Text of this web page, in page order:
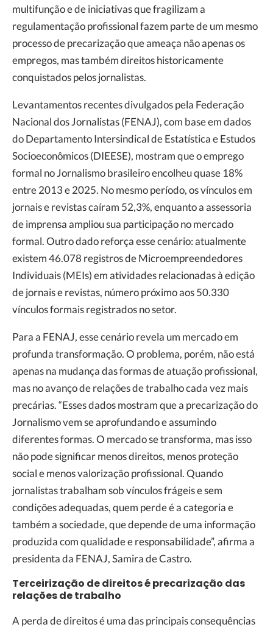
multifunção e de iniciativas que fragilizam a
regulamentação profissional fazem parte de um mesmo
processo de precarização que ameaça não apenas os
empregos, mas também direitos historicamente
conquistados pelos jornalistas.
Levantamentos recentes divulgados pela Federação
Nacional dos Jornalistas (FENAJ), com base em dados
do Departamento Intersindical de Estatística e Estudos
Socioeconômicos (DIEESE), mostram que o emprego
formal no Jornalismo brasileiro encolheu quase 18%
entre 2013 e 2025. No mesmo período, os vínculos em
jornais e revistas caíram 52,3%, enquanto a assessoria
de imprensa ampliou sua participação no mercado
formal. Outro dado reforça esse cenário: atualmente
existem 46.078 registros de Microempreendedores
Individuais (MEIs) em atividades relacionadas à edição
de jornais e revistas, número próximo aos 50.330
vínculos formais registrados no setor.
Para a FENAJ, esse cenário revela um mercado em
profunda transformação. O problema, porém, não está
apenas na mudança das formas de atuação profissional,
mas no avanço de relações de trabalho cada vez mais
precárias. “Esses dados mostram que a precarização do
Jornalismo vem se aprofundando e assumindo
diferentes formas. O mercado se transforma, mas isso
não pode significar menos direitos, menos proteção
social e menos valorização profissional. Quando
jornalistas trabalham sob vínculos frágeis e sem
condições adequadas, quem perde é a categoria e
também a sociedade, que depende de uma informação
produzida com qualidade e responsabilidade”, afirma a
presidenta da FENAJ, Samira de Castro.
Terceirização de direitos é precarização das
relações de trabalho
A perda de direitos é uma das principais consequências